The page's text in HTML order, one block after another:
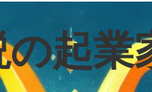
の起業